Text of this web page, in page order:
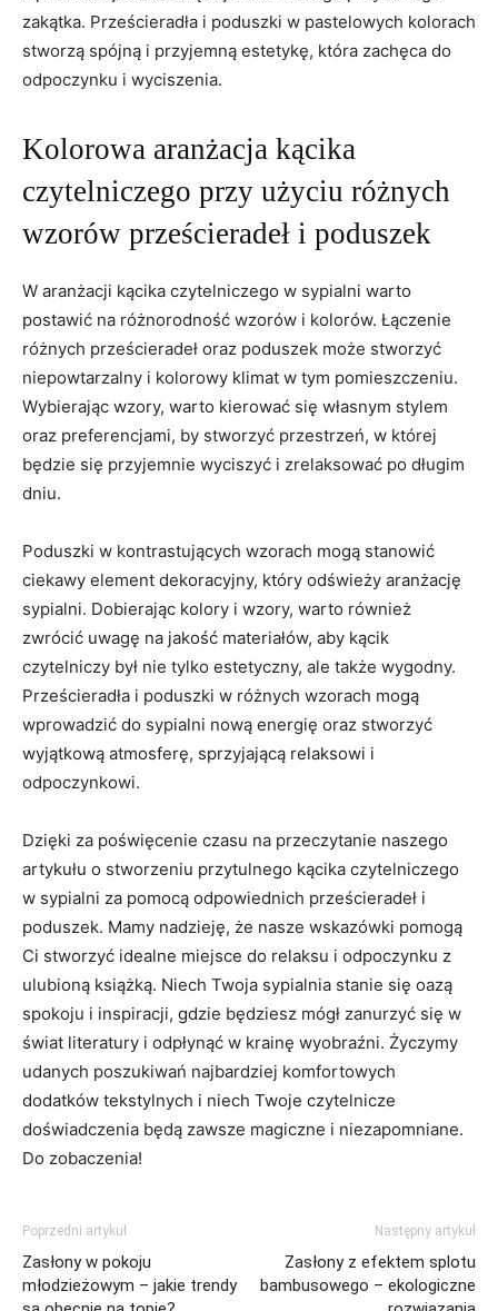
zakątka. Prześcieradła i poduszki‍ w pastelowych kolorach
stworzą spójną‍ i przyjemną estetykę,⁣ która zachęca do
odpoczynku i wyciszenia.
Kolorowa aranżacja kącika
czytelniczego przy użyciu⁣ różnych
wzorów prześcieradeł i poduszek
W aranżacji kącika czytelniczego ⁣w sypialni warto
postawić na różnorodność wzorów i kolorów. Łączenie
różnych⁤ prześcieradeł oraz poduszek może stworzyć
⁢niepowtarzalny i kolorowy klimat w tym pomieszczeniu.
Wybierając wzory, warto kierować się własnym ‍stylem
⁣oraz preferencjami, by stworzyć przestrzeń, w której
będzie się przyjemnie wyciszyć i zrelaksować po długim
dniu.
Poduszki w⁣ kontrastujących wzorach mogą stanowić
ciekawy element dekoracyjny, który odświeży aranżację
sypialni. Dobierając kolory i wzory,‌ warto również
zwrócić uwagę na jakość materiałów,‍ aby kącik
czytelniczy był nie tylko‍ estetyczny,⁣ ale​ także wygodny.
Prześcieradła i poduszki w różnych wzorach mogą
wprowadzić‍ do sypialni nową‌ energię oraz⁤ stworzyć
‍wyjątkową atmosferę, sprzyjającą relaksowi i
odpoczynkowi.
Dzięki ‍za poświęcenie⁤ czasu na przeczytanie naszego
artykułu o stworzeniu przytulnego ​kącika czytelniczego
w sypialni za pomocą odpowiednich prześcieradeł ​i
poduszek. Mamy nadzieję, ⁣że nasze wskazówki⁢ pomogą
Ci stworzyć idealne miejsce do relaksu i odpoczynku z
ulubioną książką. Niech Twoja sypialnia stanie się oazą
spokoju‍ i ⁤inspiracji, gdzie będziesz ‌mógł zanurzyć się ‌w
świat literatury i odpłynąć w krainę⁤ wyobraźni. Życzymy
udanych poszukiwań najbardziej komfortowych
dodatków tekstylnych i⁤ niech Twoje⁢ czytelnicze ​
doświadczenia będą zawsze magiczne ‌i niezapomniane.⁣
Do zobaczenia!
Poprzedni artykuł
Zasłony w pokoju
młodzieżowym – jakie trendy
Następny artykuł
Zasłony z efektem splotu
bambusowego – ekologiczne